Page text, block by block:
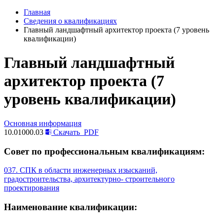
Главная
Сведения о квалификациях
Главный ландшафтный архитектор проекта (7 уровень
квалификации)
Главный ландшафтный
архитектор проекта (7
уровень квалификации)
Основная информация
10.01000.03
Скачать PDF
Совет по профессиональным квалификациям:
037. СПК в области инженерных изысканий,
градостроительства, архитектурно- строительного
проектирования
Наименование квалификации: